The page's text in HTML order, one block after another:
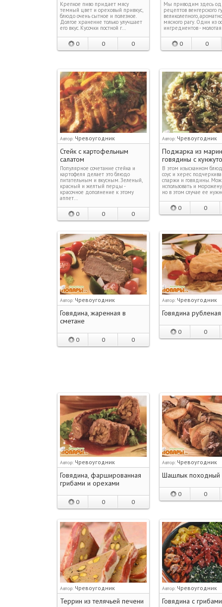
Крепкое пиво придает мясу
темный цвет и ореховый привкус,
блюдо очень сытное и полезное.
Долгое хранение только улучшает
его вкус. Кусочки постной г…
0 0 0
Мы приводим здесь
рецептов венгерского
великолепного,
мясного рагу. Один из
ингредиентов -
0 0
Автор: Чревоугодник
Стейк с картофельным
салатом
Популярное сочетание стейка и
картофеля делает это блюдо
питательным и вкусным. Зеленый,
красный и желтый перцы -
красочное дополнение к этому
аппет…
0 0 0
Автор: Чревоугодник
Поджарка из
говядины с
В этом изысканном
соус и херес
спаржи и говядины.
использовать и
но в этом случае ее
0 0
Автор: Чревоугодник
Говядина, жаренная в
сметане
0 0 0
Автор: Чревоугодник
Говядина рубленая
0 0
Автор: Чревоугодник
Говядина, фаршированная
грибами и орехами
0 0 0
Автор: Чревоугодник
Шашлык походный
0 0
Автор: Чревоугодник
Террин из телячьей печени
Автор: Чревоугодник
Говядина с